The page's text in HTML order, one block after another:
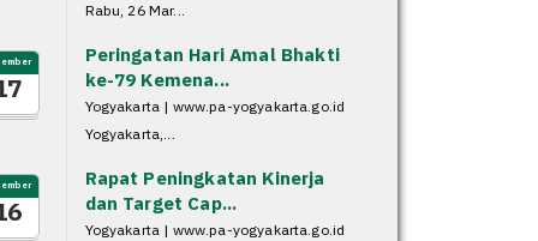
Rabu, 26 Mar...
Peringatan Hari Amal Bhakti
ke-79 Kemena...
Yogyakarta | www.pa-yogyakarta.go.id
Yogyakarta,...
Rapat Peningkatan Kinerja
dan Target Cap...
Yogyakarta | www.pa-yogyakarta.go.id